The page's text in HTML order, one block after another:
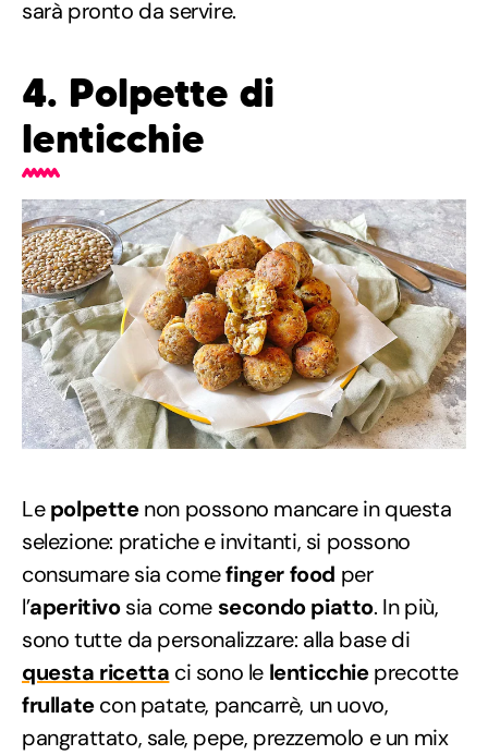
sarà pronto da servire.
4. Polpette di
lenticchie
Lepolpettenon possono mancare in questa
selezione: pratiche e invitanti, si possono
consumare sia comefinger food per
l’aperitivosia come secondo piatto. In più,
sono tutte da personalizzare: alla base di
questa ricetta ci sono le lenticchieprecotte
frullatecon patate, pancarrè, un uovo,
pangrattato, sale, pepe, prezzemolo e un mix